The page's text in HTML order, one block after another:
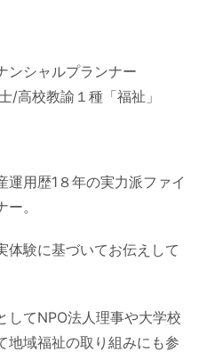
ンシャルプランナー
/高校教諭１種「福祉」
運用歴1８年の実力派ファイ
。
体験に基づいてお伝えして
してNPO法人理事や大学校
地域福祉の取り組みにも参